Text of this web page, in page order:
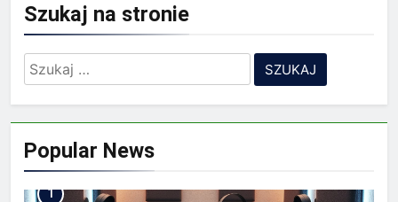
Szukaj na stronie
Szukaj:
Popular News
1